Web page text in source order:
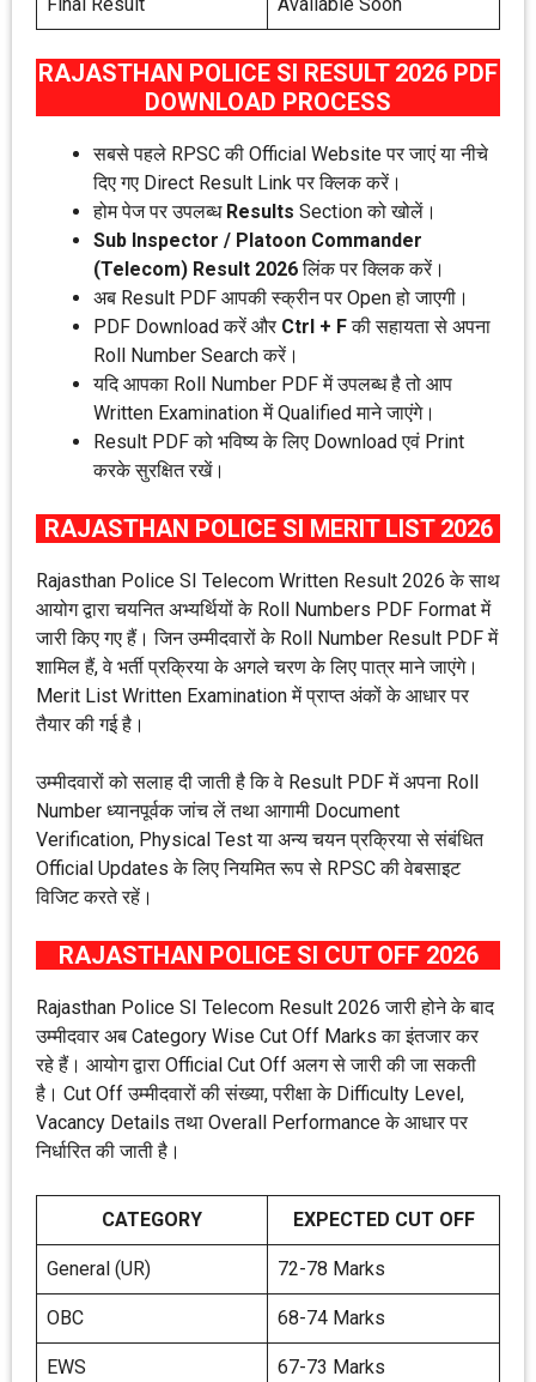
RAJASTHAN POLICE SI RESULT 2026 PDF
DOWNLOAD PROCESS
सबसे पहले RPSC की Official Website पर जाएं या नीचे
दिए गए Direct Result Link पर क्लिक करें।
होम पेज पर उपलब्ध Results Section को खोलें।
Sub Inspector / Platoon Commander
(Telecom) Result 2026लिंक पर क्लिक करें।
अब Result PDF आपकी स्क्रीन पर Open हो जाएगी।
PDF Download करें और Ctrl + Fकी सहायता से अपना
Roll Number Search करें।
यदि आपका Roll Number PDF में उपलब्ध है तो आप
Written Examination में Qualified माने जाएंगे।
Result PDF को भविष्य के लिए Download एवं Print
करके सुरक्षित रखें।
RAJASTHAN POLICE SI MERIT LIST 2026
Rajasthan Police SI Telecom Written Result 2026 के साथ
आयोग द्वारा चयनित अभ्यर्थियों के Roll Numbers PDF Format में
जारी किए गए हैं। जिन उम्मीदवारों के Roll Number Result PDF में
शामिल हैं, वे भर्ती प्रक्रिया के अगले चरण के लिए पात्र माने जाएंगे।
Merit List Written Examination में प्राप्त अंकों के आधार पर
तैयार की गई है।
उम्मीदवारों को सलाह दी जाती है कि वे Result PDF में अपना Roll
Number ध्यानपूर्वक जांच लें तथा आगामी Document
Verification, Physical Test या अन्य चयन प्रक्रिया से संबंधित
Official Updates के लिए नियमित रूप से RPSC की वेबसाइट
विजिट करते रहें।
RAJASTHAN POLICE SI CUT OFF 2026
Rajasthan Police SI Telecom Result 2026 जारी होने के बाद
उम्मीदवार अब Category Wise Cut Off Marks का इंतजार कर
रहे हैं। आयोग द्वारा Official Cut Off अलग से जारी की जा सकती
है। Cut Off उम्मीदवारों की संख्या, परीक्षा के Difficulty Level,
Vacancy Details तथा Overall Performance के आधार पर
निर्धारित की जाती है।
CATEGORY EXPECTED CUT OFF
General (UR) 72-78 Marks
OBC 68-74 Marks
EWS 67-73 Marks